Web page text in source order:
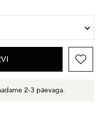
2-3 päevaga.